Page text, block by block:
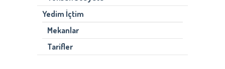
Yedim İçtim
Mekanlar
Tarifler